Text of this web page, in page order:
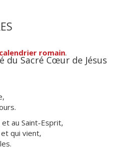
calendrier romain.
du Sacré Cœur de Jésus
au Saint-Esprit,
qui vient,